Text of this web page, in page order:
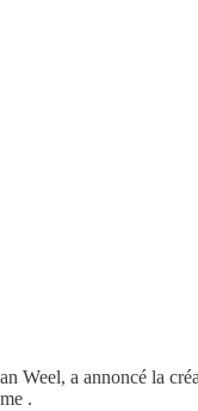
Weel, a annoncé la
.